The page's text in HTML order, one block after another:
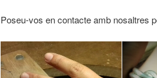
Poseu-vos en contacte amb nosaltres